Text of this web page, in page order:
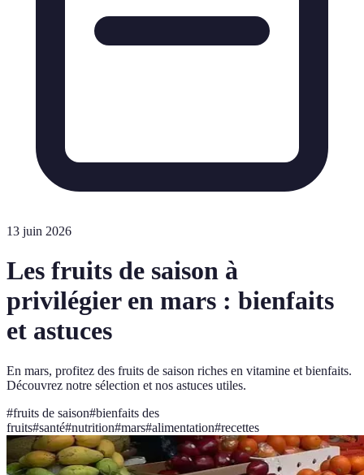
13 juin 2026
Les fruits de saison à
privilégier en mars : bienfaits
et astuces
En mars, profitez des fruits de saison riches en vitamine et bienfaits.
Découvrez notre sélection et nos astuces utiles.
#fruits de saison#bienfaits des
fruits#santé#nutrition#mars#alimentation#recettes